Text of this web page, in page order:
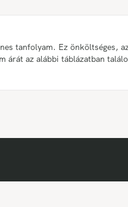
tanfolyam. Ez önköltséges,
árát az alábbi táblázatban